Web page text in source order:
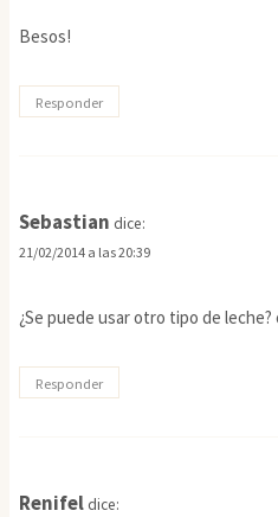
Besos!
Responder
Sebastian dice:
21/02/2014 a las 20:39
¿Se puede usar otro tipo de
Responder
Renifel dice: